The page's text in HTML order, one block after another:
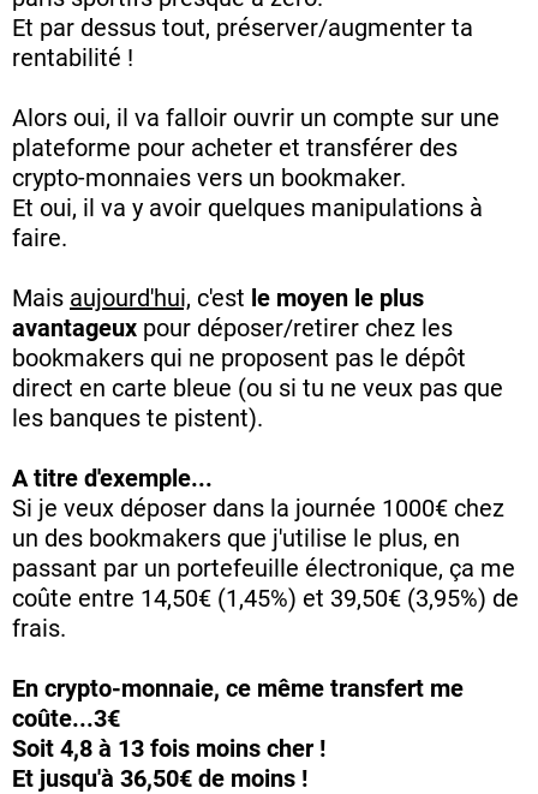
Et par dessus tout, préserver/augmenter ta
rentabilité !
Alors oui, il va falloir ouvrir un compte sur une
plateforme pour acheter et transférer des
crypto-monnaies vers un bookmaker.
Et oui, il va y avoir quelques manipulations à
faire.
Mais aujourd'hui, c'est le moyen le plus
avantageux pour déposer/retirer chez les
bookmakers qui ne proposent pas le dépôt
direct en carte bleue (ou si tu ne veux pas que
les banques te pistent).
A titre d'exemple...
Si je veux déposer dans la journée 1000€ chez
un des bookmakers que j'utilise le plus, en
passant par un portefeuille électronique, ça me
coûte entre 14,50€ (1,45%) et 39,50€ (3,95%) de
frais.
En crypto-monnaie, ce même transfert me
coûte...3€
Soit 4,8 à 13 fois moins cher !
Et jusqu'à 36,50€ de moins !